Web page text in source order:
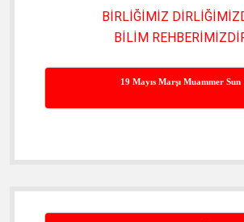
BİRLİĞİMİZ
BİLİM
19 Mayıs Marşı Muammer Sun